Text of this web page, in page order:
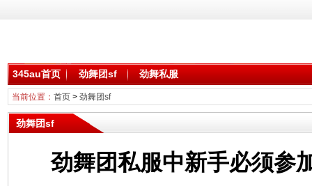
345au首页 劲舞团sf 劲舞私服
当前位置： 首页> 劲舞团sf
劲舞团sf
劲舞团私服中新手必须参